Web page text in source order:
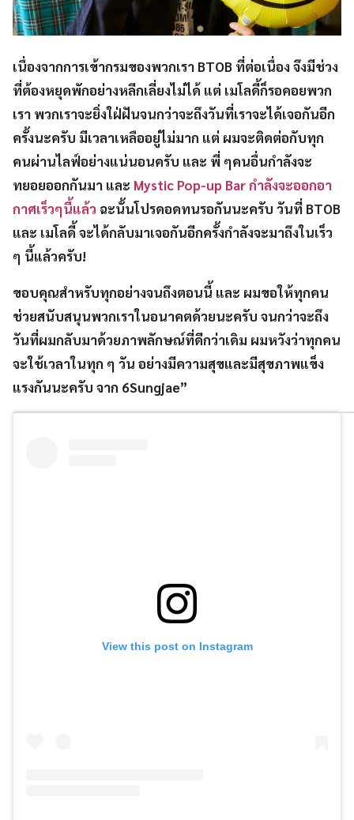
เนื่องจากการเข้ากรมของพวกเรา BTOB ที่ต่อเนื่อง จึงมีช่วง
ที่ต้องหยุดพักอย่างหลีกเลี่ยงไม่ได้ แต่ เมโลดี้ก็รอคอยพวก
เรา พวกเราจะยิ่งใฝ่ฝันจนกว่าจะถึงวันที่เราจะได้เจอกันอีก
ครั้งนะครับ มีเวลาเหลืออยู่ไม่มาก แต่ ผมจะติดต่อกับทุก
คนผ่านไลฟ์อย่างแน่นอนครับ และ พี่ ๆคนอื่นกำลังจะ
ทยอยออกกันมา และ Mystic Pop-up Bar กำลังจะออกอา
กาศเร็วๆนี้แล้ว ฉะนั้นโปรดอดทนรอกันนะครับ วันที่ BTOB
และ เมโลดี้ จะได้กลับมาเจอกันอีกครั้งกำลังจะมาถึงในเร็ว
ๆ นี้แล้วครับ!
ขอบคุณสำหรับทุกอย่างจนถึงตอนนี้ และ ผมขอให้ทุกคน
ช่วยสนับสนุนพวกเราในอนาคตด้วยนะครับ จนกว่าจะถึง
วันที่ผมกลับมาด้วยภาพลักษณ์ที่ดีกว่าเดิม ผมหวังว่าทุกคน
จะใช้เวลาในทุก ๆ วัน อย่างมีความสุขและมีสุขภาพแข็ง
แรงกันนะครับ จาก 6Sungjae”
View this post on Instagram